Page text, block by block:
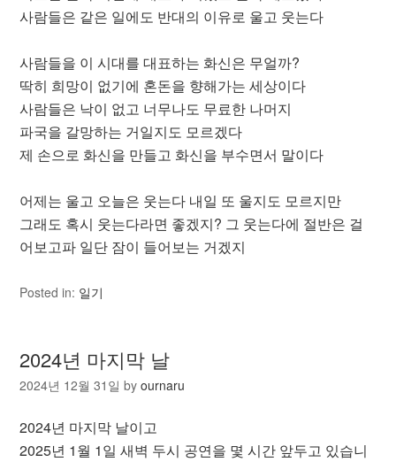
사람들은 같은 일에도 반대의 이유로 울고 웃는다
사람들을 이 시대를 대표하는 화신은 무얼까?
딱히 희망이 없기에 혼돈을 향해가는 세상이다
사람들은 낙이 없고 너무나도 무료한 나머지
파국을 갈망하는 거일지도 모르겠다
제 손으로 화신을 만들고 화신을 부수면서 말이다
어제는 울고 오늘은 웃는다 내일 또 울지도 모르지만
그래도 혹시 웃는다라면 좋겠지? 그 웃는다에 절반은 걸
어보고파 일단 잠이 들어보는 거겠지
Posted in: 일기
2024년 마지막 날
2024년 12월 31일 byournaru
2024년 마지막 날이고
2025년 1월 1일 새벽 두시 공연을 몇 시간 앞두고 있습니